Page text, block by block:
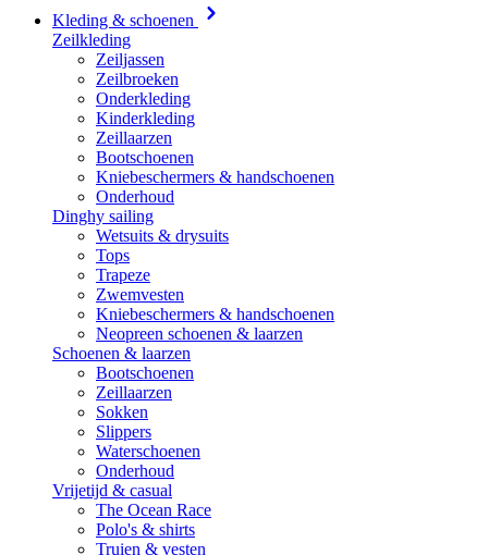
Kleding & schoenen
Zeilkleding
Zeiljassen
Zeilbroeken
Onderkleding
Kinderkleding
Zeillaarzen
Bootschoenen
Kniebeschermers & handschoenen
Onderhoud
Dinghy sailing
Wetsuits & drysuits
Tops
Trapeze
Zwemvesten
Kniebeschermers & handschoenen
Neopreen schoenen & laarzen
Schoenen & laarzen
Bootschoenen
Zeillaarzen
Sokken
Slippers
Waterschoenen
Onderhoud
Vrijetijd & casual
The Ocean Race
Polo's & shirts
Truien & vesten